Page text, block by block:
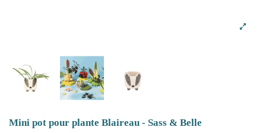
Mini pot pour plante Blaireau - Sass & Belle